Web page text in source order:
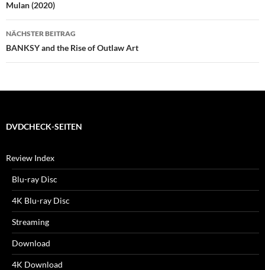
Mulan (2020)
NÄCHSTER BEITRAG
BANKSY and the Rise of Outlaw Art
DVDCHECK-SEITEN
Review Index
Blu-ray Disc
4K Blu-ray Disc
Streaming
Download
4K Download